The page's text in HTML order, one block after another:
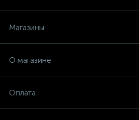
Магазины
О магазине
Оплата